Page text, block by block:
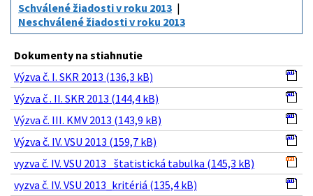
Schválené žiadosti v roku 2013
Neschválené žiadosti v roku 2013
Dokumenty na stiahnutie
Výzva č. I. SKR 2013 (136,3 kB)
Výzva č . II. SKR 2013 (144,4 kB)
Výzva č. III. KMV 2013 (143,9 kB)
Výzva č. IV. VSU 2013 (159,7 kB)
vyzva č. IV. VSU 2013 _štatistická tabulka (145,3 kB)
vyzva č. IV. VSU 2013_kritériá (135,4 kB)